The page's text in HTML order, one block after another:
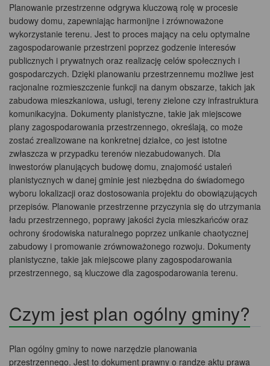
Planowanie przestrzenne odgrywa kluczową rolę w procesie
budowy domu, zapewniając harmonijne i zrównoważone
wykorzystanie terenu. Jest to proces mający na celu optymalne
zagospodarowanie przestrzeni poprzez godzenie interesów
publicznych i prywatnych oraz realizację celów społecznych i
gospodarczych. Dzięki planowaniu przestrzennemu możliwe jest
racjonalne rozmieszczenie funkcji na danym obszarze, takich jak
zabudowa mieszkaniowa, usługi, tereny zielone czy infrastruktura
komunikacyjna. Dokumenty planistyczne, takie jak miejscowe
plany zagospodarowania przestrzennego, określają, co może
zostać zrealizowane na konkretnej działce, co jest istotne
zwłaszcza w przypadku terenów niezabudowanych. Dla
inwestorów planujących budowę domu, znajomość ustaleń
planistycznych w danej gminie jest niezbędna do świadomego
wyboru lokalizacji oraz dostosowania projektu do obowiązujących
przepisów. Planowanie przestrzenne przyczynia się do utrzymania
ładu przestrzennego, poprawy jakości życia mieszkańców oraz
ochrony środowiska naturalnego poprzez unikanie chaotycznej
zabudowy i promowanie zrównoważonego rozwoju. Dokumenty
planistyczne, takie jak miejscowe plany zagospodarowania
przestrzennego, są kluczowe dla zagospodarowania terenu.
Czym jest plan ogólny gminy?
Plan ogólny gminy to nowe narzędzie planowania
przestrzennego. Jest to dokument prawny o randze aktu prawa